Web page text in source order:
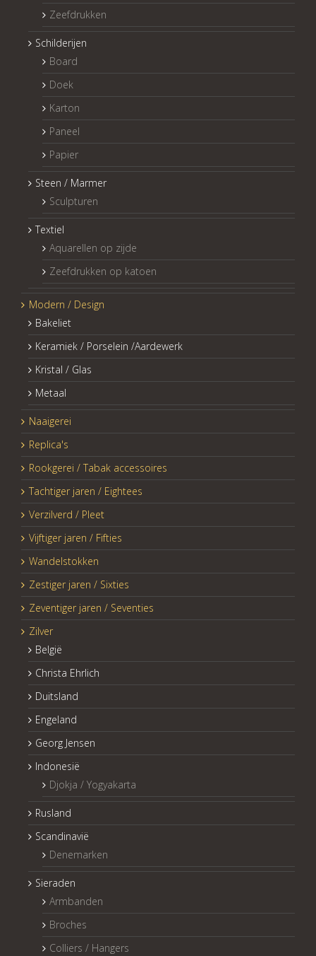
Zeefdrukken
Schilderijen
Board
Doek
Karton
Paneel
Papier
Steen / Marmer
Sculpturen
Textiel
Aquarellen op zijde
Zeefdrukken op katoen
Modern / Design
Bakeliet
Keramiek / Porselein /Aardewerk
Kristal / Glas
Metaal
Naaigerei
Replica's
Rookgerei / Tabak accessoires
Tachtiger jaren / Eightees
Verzilverd / Pleet
Vijftiger jaren / Fifties
Wandelstokken
Zestiger jaren / Sixties
Zeventiger jaren / Seventies
Zilver
België
Christa Ehrlich
Duitsland
Engeland
Georg Jensen
Indonesië
Djokja / Yogyakarta
Rusland
Scandinavië
Denemarken
Sieraden
Armbanden
Broches
Colliers / Hangers